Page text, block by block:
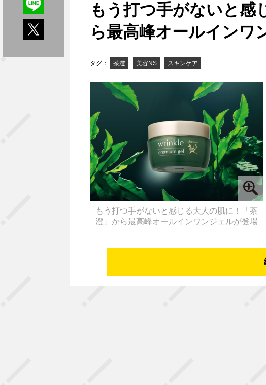
もう打つ手がないと感
ら最高峰オールインワ
タグ： 茶澄 美容NS スキンケア
もう打つ手がないと感じる大人の肌に！「茶
澄」から最高峰オールインワンジェルが登場